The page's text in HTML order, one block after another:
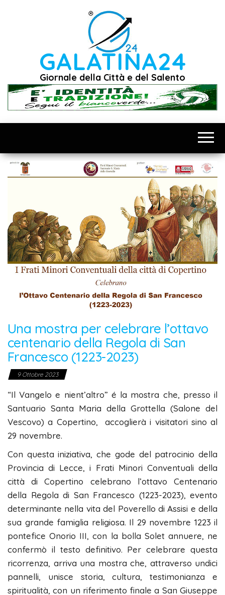
GALATINA24
Giornale della Città e del Salento
Una mostra per celebrare l’ottavo
centenario della Regola di San
Francesco (1223-2023)
9 Ottobre 2023
“Il Vangelo e nient’altro” é la mostra che, presso il
Santuario Santa Maria della Grottella (Salone del
Vescovo) a Copertino, accoglierà i visitatori sino al
29 novembre.
Con questa iniziativa, che gode del patrocinio della
Provincia di Lecce, i Frati Minori Conventuali della
città di Copertino celebrano l’ottavo Centenario
della Regola di San Francesco (1223-2023), evento
determinante nella vita del Poverello di Assisi e della
sua grande famiglia religiosa. Il 29 novembre 1223 il
pontefice Onorio III, con la bolla Solet annuere, ne
confermò il testo definitivo. Per celebrare questa
ricorrenza, arriva una mostra che, attraverso undici
pannelli, unisce storia, cultura, testimonianza e
spiritualità, con un riferimento finale a San Giuseppe